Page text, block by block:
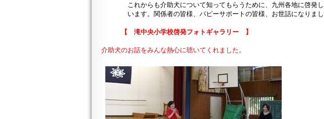
これからも介助犬について知ってもらうために、九州各地に啓発し
います。関係者の皆様、パピーサポートの皆様、お世話になりまし
【滝中央小学校啓発フォトギャラリー 】
介助犬のお話をみんな熱心に聴いてくれました。